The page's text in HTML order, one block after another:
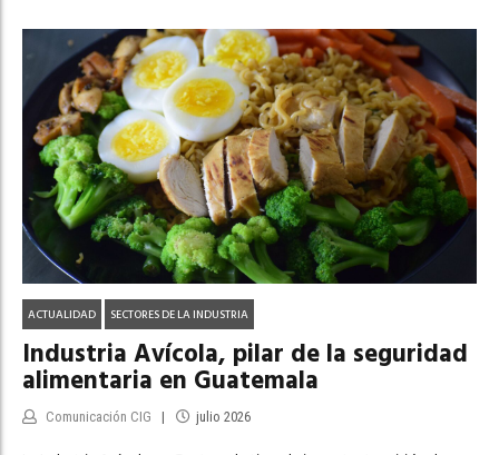
ACTUALIDAD SECTORES DE LA INDUSTRIA
Industria Avícola, pilar de la seguridad
alimentaria en Guatemala
Comunicación CIG julio 2026